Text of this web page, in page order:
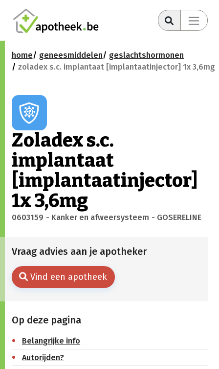
home geneesmiddelen
geslachtshormonen
zoladex s.c. implantaat [implantaatinjector] 1x 3,6mg
Zoladex s.c.
implantaat
[implantaatinjector]
1x 3,6mg
0603159 - Kanker en afweersysteem - GOSERELINE
Vraag advies aan je apotheker
Vind een apotheek
Op deze pagina
Belangrijke info
Autorijden?